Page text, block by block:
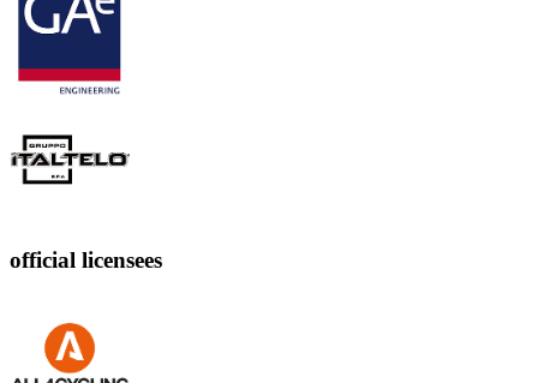
official licensees